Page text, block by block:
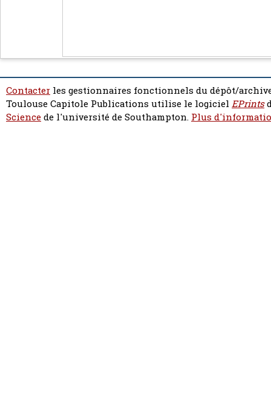
Contacter les gestionnaires fonctionnels du dépôt/
Toulouse Capitole Publications utilise le logiciel EPrints
Sciencede l'université de Southampton. Plus